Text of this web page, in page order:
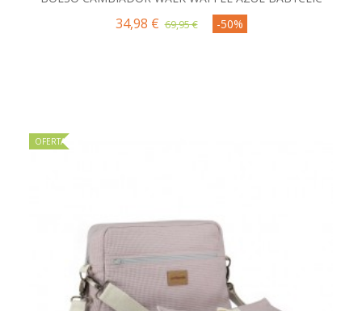
34,98 € 69,95 € -50%
OFERTA